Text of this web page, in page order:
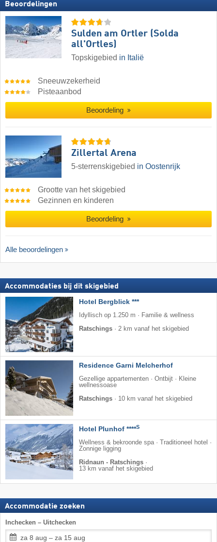
Beoordelingen
Sulden am Ortler (Solda
all'Ortles)
Topskigebied in Italië
Sneeuwzekerheid
Pisteaanbod
Beoordeling
Zillertal Arena
5-sterrenskigebied in Oostenrijk
Grootte van het skigebied
Gezinnen en kinderen
Beoordeling
Alle beoordelingen
Accommodaties bij dit skigebied
Hotel Bergblick ***
Idyllisch op 1.250 m · Familie & wellness
Ratschings · 2 km vanaf het skigebied
Residence Garni Melcherhof
Gezellige appartementen · Ontbijt · Kleine
wellnessoase
Ratschings · 10 km vanaf het skigebied
Hotel Plunhof ****S
Wellness & bekroonde spa · Traditioneel hotel ·
Zonnige ligging
Ridnaun - Ratschings ·
13 km vanaf het skigebied
Accommodatie zoeken
Inchecken – Uitchecken
za 8 aug – za 15 aug